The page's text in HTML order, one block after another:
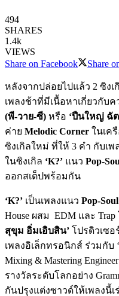
494
SHARES
1.4k
VIEWS
Share on Facebook
Share
หลังจากปล่อยไปแล้ว 2 ซิงเ
เพลงช้าที่มีเนื้อหาเกี่ยวกับ
(พี-วาย-ซี) หรือ ‘ปืนใหญ่ ฉัต
ค่าย Melodic Corner ในเค
ซิงเกิลใหม่ ที่ให้ 3 คำ กับเพ
ในซิงเกิล ‘K?’ แนว Pop-
ออกสเต็ปพร้อมกัน
‘K?’ เป็นเพลงแนว Pop-
House ผสม EDM และ
สุขุม อิ่มเอิบสิน’ โปรดิวเซ
เพลงอิเล็กทรอนิกส์ ร่วมกับ ‘
Mixing & Mastering
รางวัลระดับโลกอย่าง
กันปรุงแต่งซาวด์ให้เพลงนี้